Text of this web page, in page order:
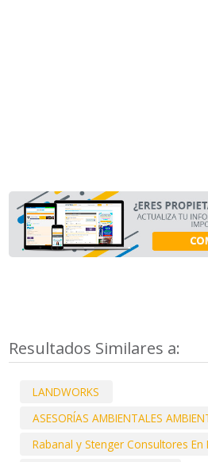
Resultados Similares a:
LANDWORKS
ASESORÍAS AMBIENTALES
Rabanal y Stenger Consultores En